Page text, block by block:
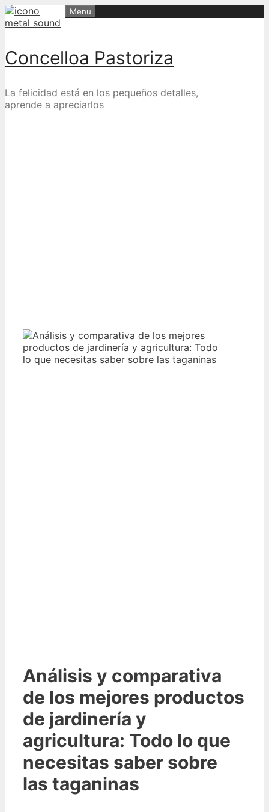
Skip
to
Concelloa Pastoriza
La felicidad está en los pequeños detalles,
aprende a apreciarlos
Menu
Análisis y comparativa
de los mejores productos
de jardinería y
agricultura: Todo lo que
necesitas saber sobre
las taganinas